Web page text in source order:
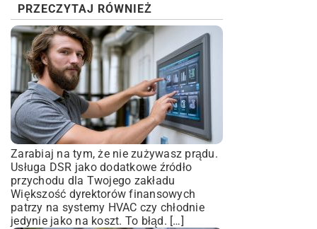
PRZECZYTAJ RÓWNIEŻ
Zarabiaj na tym, że nie zużywasz prądu.
Usługa DSR jako dodatkowe źródło
przychodu dla Twojego zakładu
Większość dyrektorów finansowych
patrzy na systemy HVAC czy chłodnie
jedynie jako na koszt. To błąd. […]